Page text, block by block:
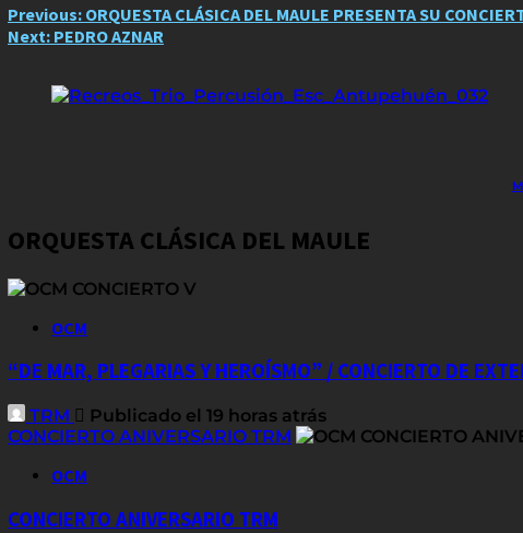
Post
navigation
Previous: ORQUESTA CLÁSICA DEL MAULE PRESENTA SU
Next: PEDRO AZNAR
ORQUESTA CLÁSICA DEL MAULE
OCM
“DE MAR, PLEGARIAS Y HEROÍSMO” / CONCIERTO DE
TRM
Publicado el 19 horas atrás
CONCIERTO ANIVERSARIO TRM
OCM
CONCIERTO ANIVERSARIO TRM